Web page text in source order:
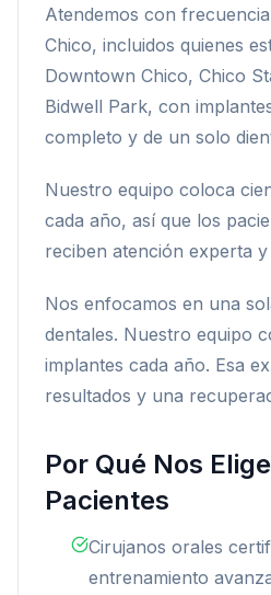
Atendemos con
Chico, incluidos quienes
Downtown Chico, Chico
Bidwell Park, con
completo y de un solo
Nuestro equipo coloca
cada año, así que los
reciben atención experta
Nos enfocamos en una
dentales. Nuestro equipo
implantes cada año. Esa
resultados y una
Por Qué Nos
Pacientes
Cirujanos orales
entrenamiento